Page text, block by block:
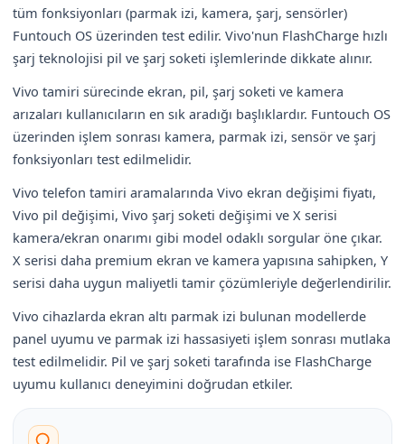
tüm fonksiyonları (parmak izi, kamera, şarj, sensörler)
Funtouch OS üzerinden test edilir. Vivo'nun FlashCharge hızlı
şarj teknolojisi pil ve şarj soketi işlemlerinde dikkate alınır.
Vivo tamiri sürecinde ekran, pil, şarj soketi ve kamera
arızaları kullanıcıların en sık aradığı başlıklardır. Funtouch OS
üzerinden işlem sonrası kamera, parmak izi, sensör ve şarj
fonksiyonları test edilmelidir.
Vivo telefon tamiri aramalarında Vivo ekran değişimi fiyatı,
Vivo pil değişimi, Vivo şarj soketi değişimi ve X serisi
kamera/ekran onarımı gibi model odaklı sorgular öne çıkar.
X serisi daha premium ekran ve kamera yapısına sahipken, Y
serisi daha uygun maliyetli tamir çözümleriyle değerlendirilir.
Vivo cihazlarda ekran altı parmak izi bulunan modellerde
panel uyumu ve parmak izi hassasiyeti işlem sonrası mutlaka
test edilmelidir. Pil ve şarj soketi tarafında ise FlashCharge
uyumu kullanıcı deneyimini doğrudan etkiler.